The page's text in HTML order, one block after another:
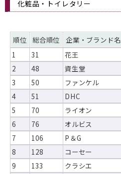
化粧品・トイレタリー
順位 総合順位 企業・ブランド名
1
31 花王
2
48 資生堂
3
50 ファンケル
4
51 DHC
5
70 ライオン
6
76 オルビス
7
106 P＆G
8
128 コーセー
9
133 クラシエ